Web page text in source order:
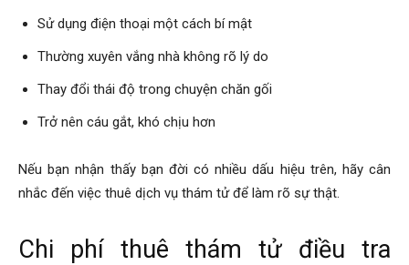
Sử dụng điện thoại một cách bí mật
Thường xuyên vắng nhà không rõ lý do
Thay đổi thái độ trong chuyện chăn gối
Trở nên cáu gắt, khó chịu hơn
Nếu bạn nhận thấy bạn đời có nhiều dấu hiệu trên, hãy cân
nhắc đến việc thuê dịch vụ thám tử để làm rõ sự thật.
Chi phí thuê thám tử điều tra